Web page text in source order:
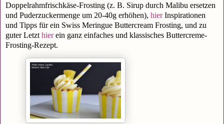
Doppelrahmfrischkäse-Frosting (z. B. Sirup durch Malibu ersetzen
und Puderzuckermenge um 20-40g erhöhen), hierInspirationen
und Tipps für ein Swiss Meringue Buttercream Frosting, und zu
guter Letzt hierein ganz einfaches und klassisches Buttercreme-
Frosting-Rezept.